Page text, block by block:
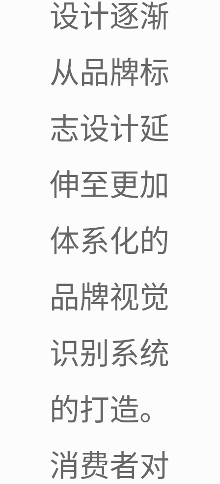
设计逐渐
从品牌标
志设计延
伸至更加
体系化的
品牌视觉
识别系统
的打造。
消费者对